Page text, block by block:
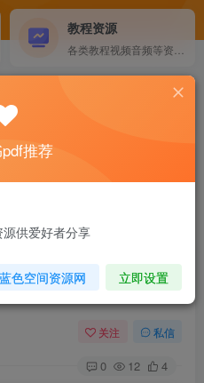
教程资源
电子书籍下载...
卖出上百单，轻松日入四
关注 私信
0 12 4
推荐
供爱好者分享
色空间资源网 立即设置